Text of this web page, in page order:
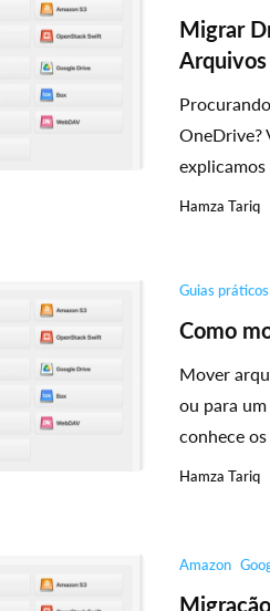
Migrar
Arquivos
OneDrive?
Hamza Tariq
Guias práticos
Como
Mover
ou para
conhece os
Hamza Tariq
Amazon